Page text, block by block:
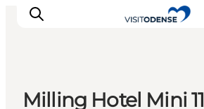
Milling Hotel Mini 11